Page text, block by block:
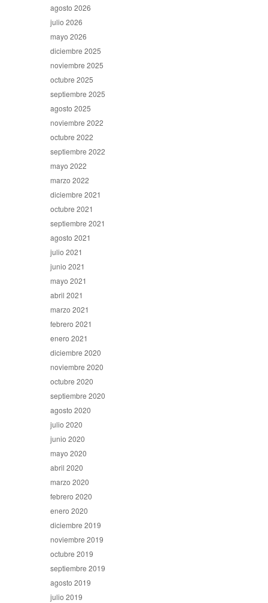
agosto 2026
julio 2026
mayo 2026
diciembre 2025
noviembre 2025
octubre 2025
septiembre 2025
agosto 2025
noviembre 2022
octubre 2022
septiembre 2022
mayo 2022
marzo 2022
diciembre 2021
octubre 2021
septiembre 2021
agosto 2021
julio 2021
junio 2021
mayo 2021
abril 2021
marzo 2021
febrero 2021
enero 2021
diciembre 2020
noviembre 2020
octubre 2020
septiembre 2020
agosto 2020
julio 2020
junio 2020
mayo 2020
abril 2020
marzo 2020
febrero 2020
enero 2020
diciembre 2019
noviembre 2019
octubre 2019
septiembre 2019
agosto 2019
julio 2019